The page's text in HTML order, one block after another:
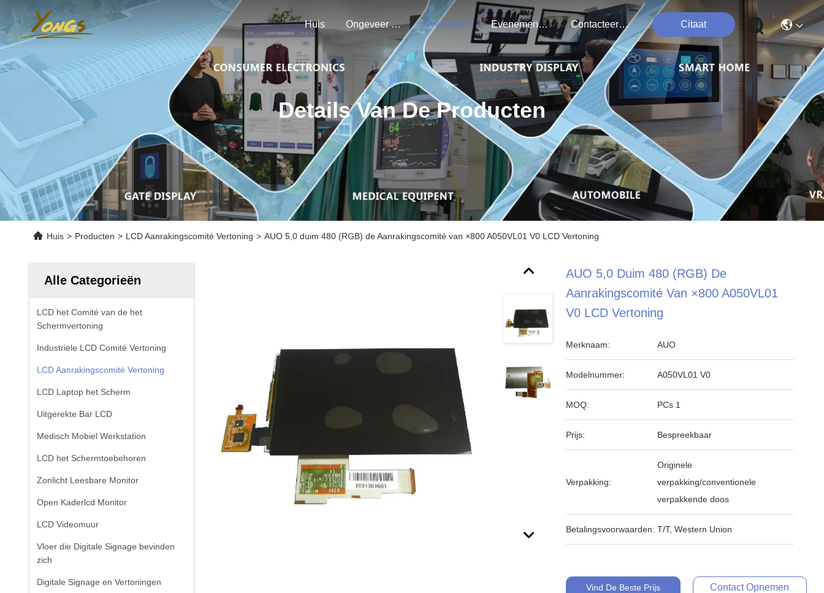
Huis Ongeveer Ons Producten Evenementen Contacteer Ons Citaat
Details Van De Producten
Huis > Producten > LCD Aanrakingscomité Vertoning > AUO 5,0 duim 480 (RGB) de Aanrakingscomité van ×800 A050VL01 V0 LCD Vertoning
Alle Categorieën
LCD het Comité van de het
Schermvertoning
Industriële LCD Comité Vertoning
LCD Aanrakingscomité Vertoning
LCD Laptop het Scherm
Uitgerekte Bar LCD
Medisch Mobiel Werkstation
LCD het Schermtoebehoren
Zonlicht Leesbare Monitor
Open Kaderlcd Monitor
LCD Videomuur
Vloer die Digitale Signage bevinden
zich
Digitale Signage en Vertoningen
AUO 5,0 Duim 480 (RGB) De
Aanrakingscomité Van ×800 A050VL01
V0 LCD Vertoning
Merknaam: AUO
Modelnummer: A050VL01 V0
MOQ: PCs 1
Prijs: Bespreekbaar
Verpakking:
Originele
verpakking/conventionele
verpakkende doos
Betalingsvoorwaarden: T/T, Western Union
Vind De Beste Prijs Contact Opnemen